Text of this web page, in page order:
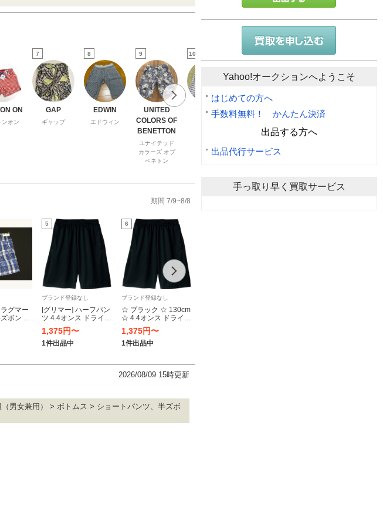
ON
ンオン
7
GAP
ギャップ
8
EDWIN
エドウィン
9
UNITED
COLORS OF
BENETTON
ユナイテッド
カラーズ オブ
ベネトン
10
ジーユー
11
Lee
12
PUMA
期間 7/9~8/8
グマー
ボン 白
ェック
ンツ 春
95㎝
5
ブランド登録なし
[グリマー] ハーフパン
ツ 4.4オンス ドライ
ハーフ パンツ [UVカ
ット] 00325-ACP ブ
ラック 150cm (日本サ
1,375円〜
1件出品中
6
ブランド登録なし
☆ ブラック ☆ 130cm
☆ 4.4オンス ドライハ
ーフパンツ キッズ グ
リマー ドライハーフ
パンツ glimmer
1,375円〜
1件出品中
男女兼用） > ボトムス > ショートパンツ、半ズボ
2026/08/09 15時更新
Yahoo!オークションへようこそ
はじめての方へ
手数料無料！ かんたん決済
出品する方へ
出品代行サービス
手っ取り早く買取サービス